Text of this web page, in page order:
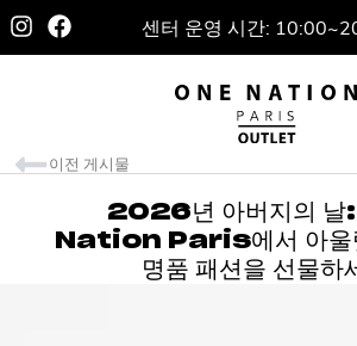
센터 운영 시간:
2026년 아버지의
Nation Paris에서 아울
명품 패션을 선물하
이전 게시물